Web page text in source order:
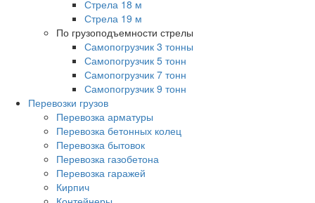
Стрела 18 м
Стрела 19 м
По грузоподъемности стрелы
Самопогрузчик 3 тонны
Самопогрузчик 5 тонн
Самопогрузчик 7 тонн
Самопогрузчик 9 тонн
Перевозки грузов
Перевозка арматуры
Перевозка бетонных колец
Перевозка бытовок
Перевозка газобетона
Перевозка гаражей
Кирпич